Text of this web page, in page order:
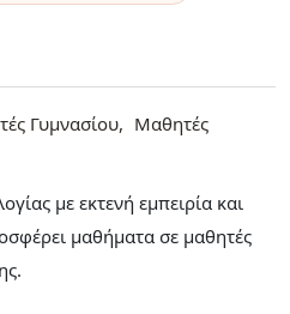
Γυμνασίου
Μαθητές
με εκτενή εμπειρία και
μαθήματα σε μαθητές